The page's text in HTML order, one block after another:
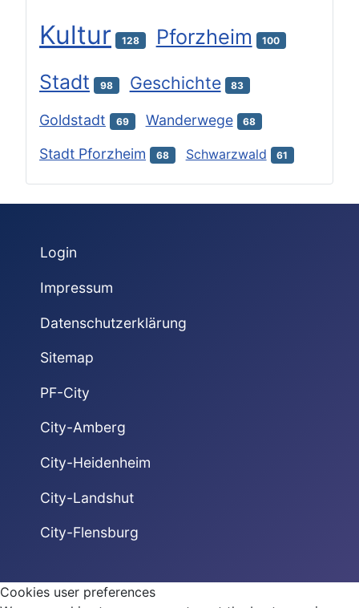
Kultur 128 Pforzheim 100
Stadt 98 Geschichte 83
Goldstadt 69 Wanderwege 68
Stadt Pforzheim 68 Schwarzwald 61
Login
Impressum
Datenschutzerklärung
Sitemap
PF-City
City-Amberg
City-Heidenheim
City-Landshut
City-Flensburg
Cookies user preferences